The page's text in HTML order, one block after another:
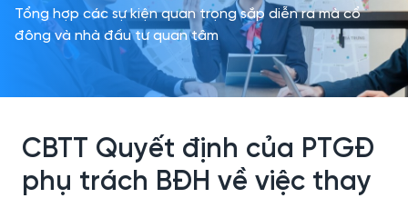
Tổng hợp các sự kiện quan trọng sắp diễn ra mà cổ
đông và nhà đầu tư quan tâm
CBTT Quyết định của PTGĐ
phụ trách BĐH về việc thay